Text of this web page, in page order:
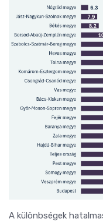
A különbségek